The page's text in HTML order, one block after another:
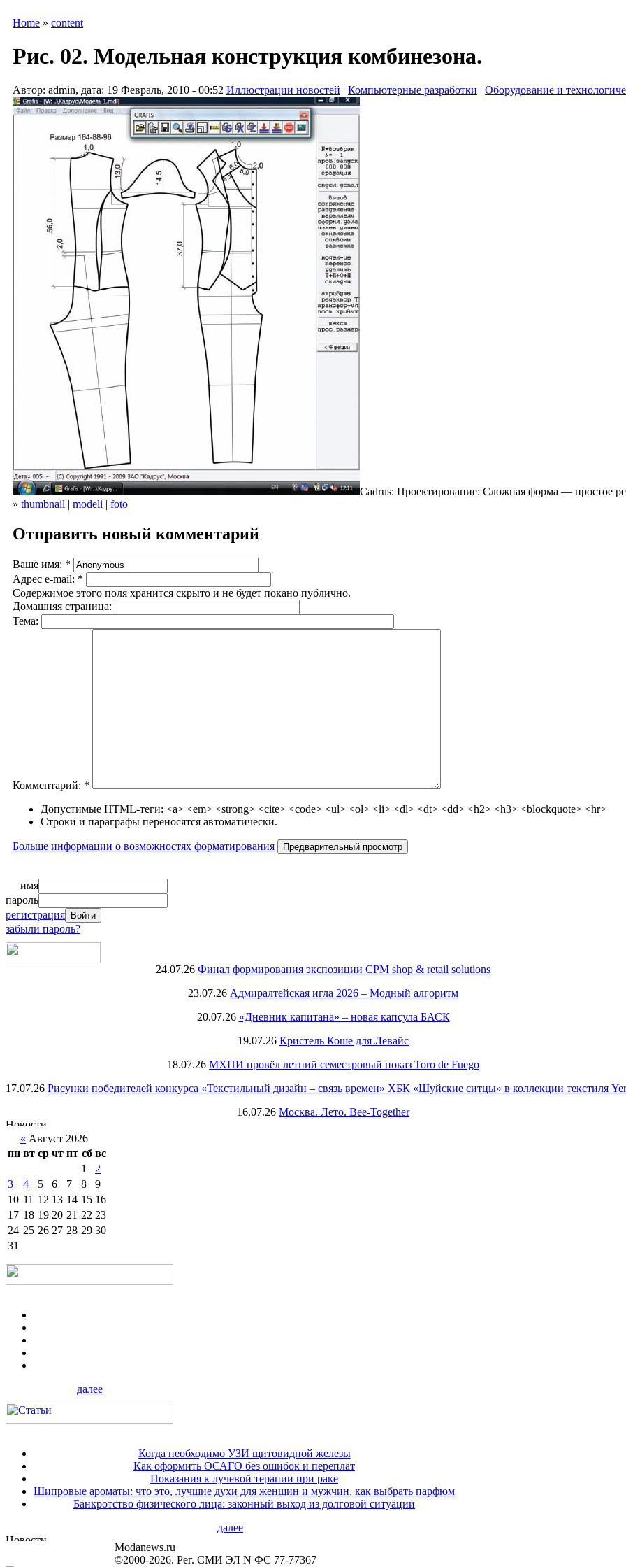
Home » content
Рис. 02. Модельная конструкция комбинезона.
Автор: admin, дата: 19 Февраль, 2010 - 00:52 Иллюстрации новостей | Компьютерные разработки | Оборудование и
Cadrus: Проектирование: Сложная форма — простое
» thumbnail | modeli | foto
Отправить новый комментарий
Ваше имя: *
Адрес e-mail: *
Содержимое этого поля хранится скрыто и не будет покано публично.
Домашняя страница:
Тема:
Комментарий: *
Допустимые HTML-теги: <a> <em> <strong> <cite> <code> <ul> <ol> <li> <dl> <dt> <dd> <h2> <h3> <blockquote> <hr>
Строки и параграфы переносятся автоматически.
Больше информации о возможностях форматирования
имя
пароль
регистрация
забыли пароль?
24.07.26 Финал формирования экспозиции CPM shop & retail solutions
23.07.26 Адмиралтейская игла 2026 – Модный алгоритм
20.07.26 «Дневник капитана» – новая капсула БАСК
19.07.26 Кристель Коше для Левайс
18.07.26 МХПИ провёл летний семестровый показ Toro de Fuego
17.07.26 Рисунки победителей конкурса «Текстильный дизайн – связь времен» ХБК «Шуйские ситцы» в коллекции текстиля
16.07.26 Москва. Лето. Bee-Together
« Август 2026
пн вт ср чт пт сб вс
1
2
3
4 5 6 7 8
9
10 11 12 13 14 15 16
17 18 19 20 21 22 23
24 25 26 27 28 29 30
31
далее
Когда необходимо УЗИ щитовидной железы
Как оформить ОСАГО без ошибок и переплат
Показания к лучевой терапии при раке
Шипровые ароматы: что это, лучшие духи для женщин и мужчин, как выбрать парфюм
Банкротство физического лица: законный выход из долговой ситуации
далее
Modanews.ru
©2000-2026. Рег. СМИ ЭЛ N ФС 77-77367